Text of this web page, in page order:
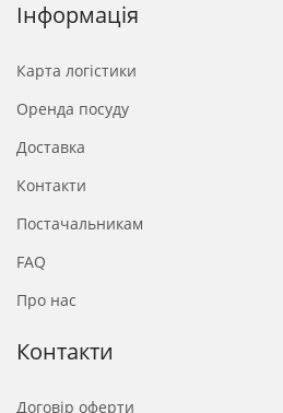
Інформація
Карта логістики
Оренда посуду
Доставка
Контакти
Постачальникам
FAQ
Про нас
Контакти
Договір оферти